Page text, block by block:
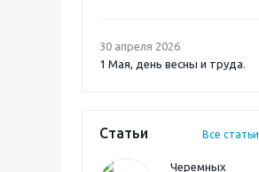
30 апреля 2026
1 Мая, день весны и труда.
Статьи Все статьи
Черемных